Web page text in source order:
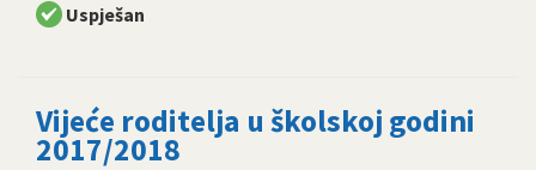
Uspješan
Vijeće roditelja u školskoj godini
2017/2018